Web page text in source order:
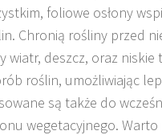
foliowe osłony
Chronią rośliny przed
wiatr, deszcz, oraz
roślin, umożliwiając
są także do
wegetacyjnego.